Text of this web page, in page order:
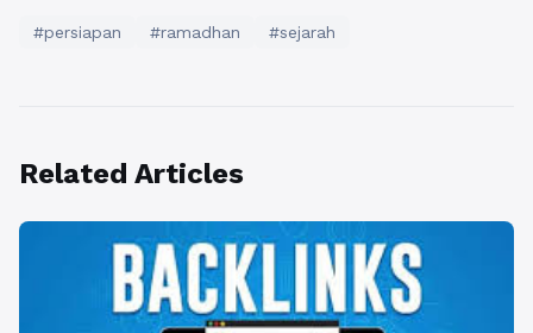
#persiapan #ramadhan #sejarah
Related Articles